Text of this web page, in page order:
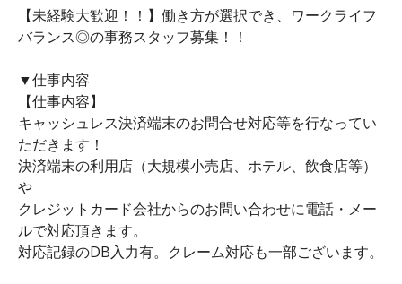
【未経験大歓迎！！】働き方が選択でき、ワークライフ
バランス◎の事務スタッフ募集！！
▼仕事内容
【仕事内容】
キャッシュレス決済端末のお問合せ対応等を行なってい
ただきます！
決済端末の利用店（大規模小売店、ホテル、飲食店等）
や
クレジットカード会社からのお問い合わせに電話・メー
ルで対応頂きます。
対応記録のDB入力有。クレーム対応も一部ございます。